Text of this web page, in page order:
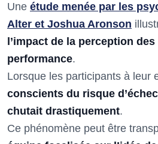
Une étude menée par les
Alter et Joshua Aronson
l’impact de la perception
performance.
Lorsque les participants à leur
conscients du risque d’échec
chutait drastiquement.
Ce phénomène peut être